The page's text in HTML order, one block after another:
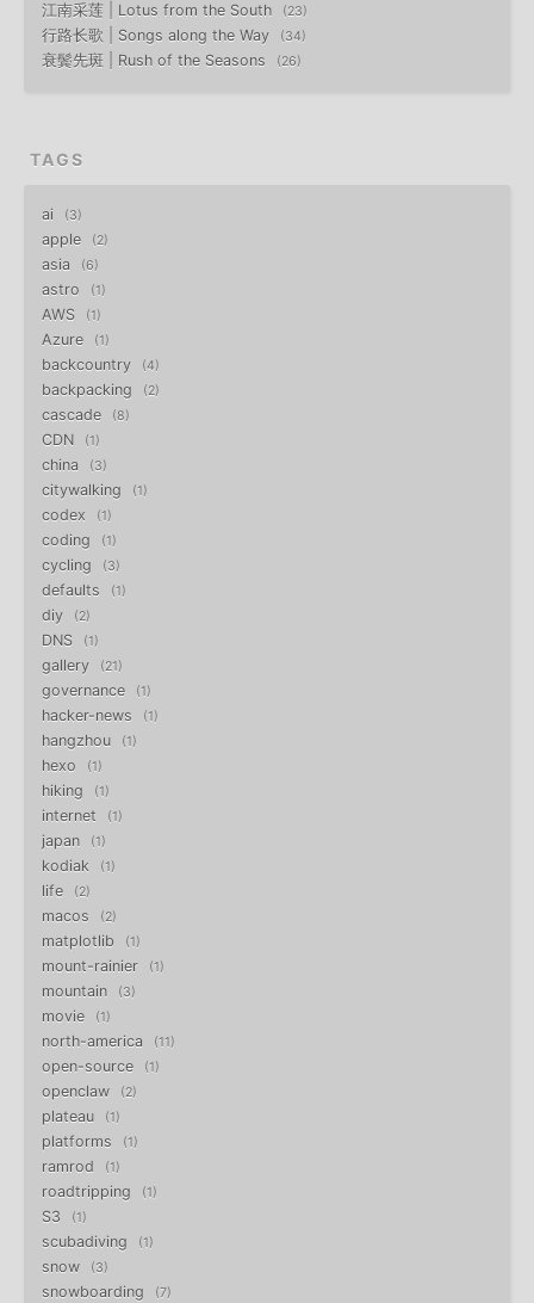
江南采莲 | Lotus from the South 23
行路长歌 | Songs along the Way 34
衰鬓先斑 | Rush of the Seasons 26
TAGS
ai 3
apple 2
asia 6
astro 1
AWS 1
Azure 1
backcountry 4
backpacking 2
cascade 8
CDN 1
china 3
citywalking 1
codex 1
coding 1
cycling 3
defaults 1
diy 2
DNS 1
gallery 21
governance 1
hacker-news 1
hangzhou 1
hexo 1
hiking 1
internet 1
japan 1
kodiak 1
life 2
macos 2
matplotlib 1
mount-rainier 1
mountain 3
movie 1
north-america 11
open-source 1
openclaw 2
plateau 1
platforms 1
ramrod 1
roadtripping 1
S3 1
scubadiving 1
snow 3
snowboarding 7